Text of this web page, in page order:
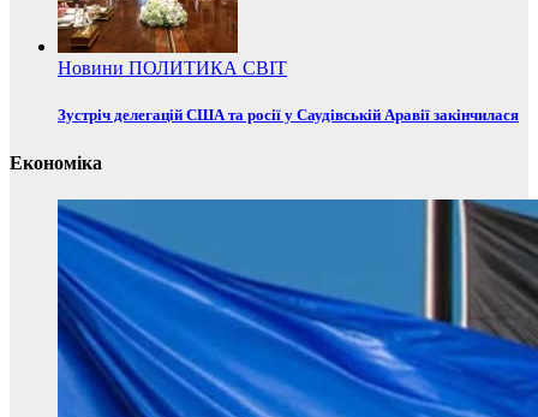
Новини ПОЛИТИКА СВІТ
Зустріч делегацій США та росії у Саудівській Аравії закінчилася
Економіка